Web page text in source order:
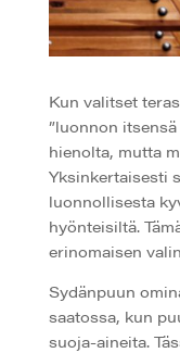
Kun valitset
”luonnon
hienolta, mutta
Yksinkertaisesti
luonnollisesta
hyönteisiltä.
erinomaisen
Sydänpuun
saatossa, kun
suoja-aineita.